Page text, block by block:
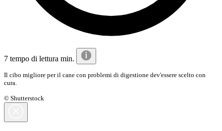
7 tempo di lettura min.
Il cibo migliore per il cane con problemi di digestione dev'essere scelto con
cura.
© Shutterstock